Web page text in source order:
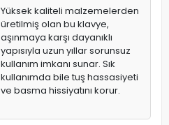
Yüksek kaliteli malzemelerden
üretilmiş olan bu klavye,
aşınmaya karşı dayanıklı
yapısıyla uzun yıllar sorunsuz
kullanım imkanı sunar. Sık
kullanımda bile tuş hassasiyeti
ve basma hissiyatını korur.